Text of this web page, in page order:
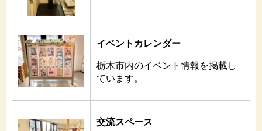
イベントカレンダー
栃木市内のイベント情報を掲載し
ています。
交流スペース